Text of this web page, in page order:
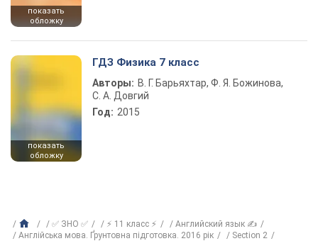
показать
обложку
показать
обложку
ГДЗ Физика 7 класс
Авторы: В. Г. Барьяхтар, Ф. Я. Божинова,
С. А. Довгий
Год: 2015
✅ ЗНО ✅ ⚡ 11 класс ⚡
Английский язык ✍
Англійська мова. Ґрунтовна підготовка. 2016 рік
Section 2